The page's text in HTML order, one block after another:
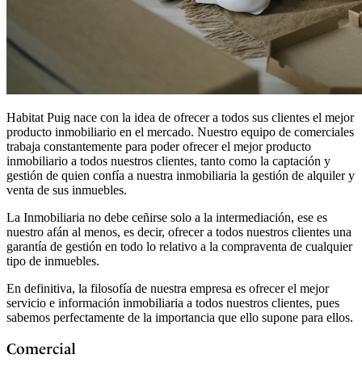
Habitat Puig nace con la idea de ofrecer a todos sus clientes el mejor
producto inmobiliario en el mercado. Nuestro equipo de comerciales
trabaja constantemente para poder ofrecer el mejor producto
inmobiliario a todos nuestros clientes, tanto como la captación y
gestión de quien confía a nuestra inmobiliaria la gestión de alquiler y
venta de sus inmuebles.
La Inmobiliaria no debe ceñirse solo a la intermediación, ese es
nuestro afán al menos, es decir, ofrecer a todos nuestros clientes una
garantía de gestión en todo lo relativo a la compraventa de cualquier
tipo de inmuebles.
En definitiva, la filosofía de nuestra empresa es ofrecer el mejor
servicio e información inmobiliaria a todos nuestros clientes, pues
sabemos perfectamente de la importancia que ello supone para ellos.
Comercial